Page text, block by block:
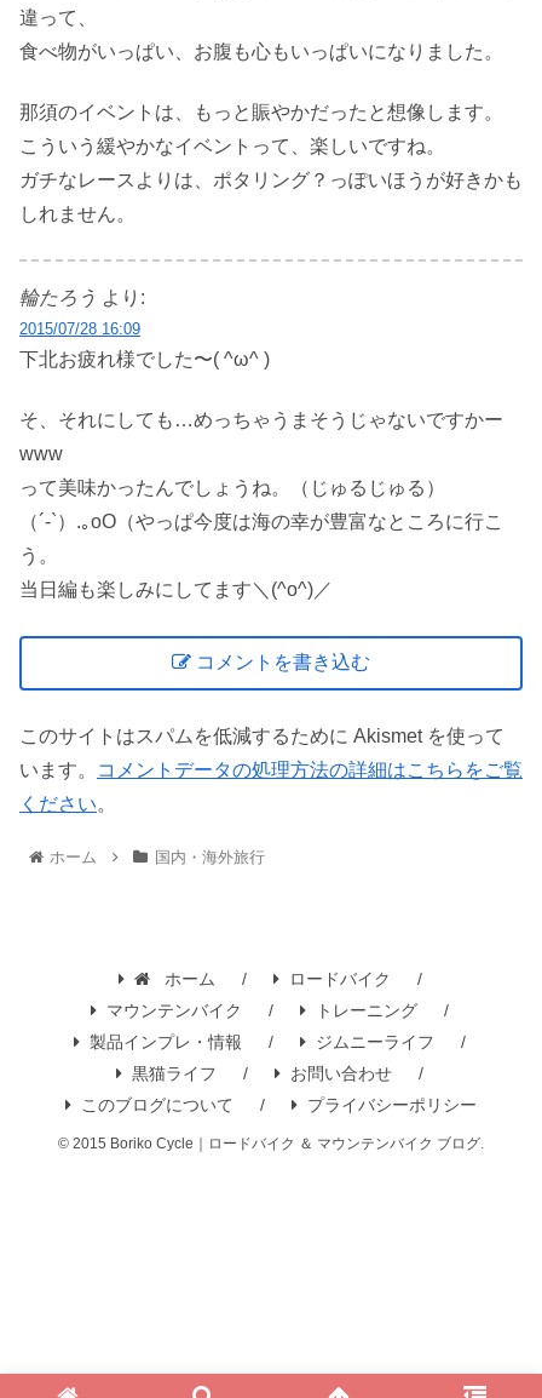
違って、
食べ物がいっぱい、お腹も心もいっぱいになりました。
那須のイベントは、もっと賑やかだったと想像します。
こういう緩やかなイベントって、楽しいですね。
ガチなレースよりは、ポタリング？っぽいほうが好きかも
しれません。
輪たろう より:
2015/07/28 16:09
下北お疲れ様でした〜( ^ω^ )
そ、それにしても…めっちゃうまそうじゃないですかー
www
って美味かったんでしょうね。（じゅるじゅる）
（´-`）.｡oO（やっぱ今度は海の幸が豊富なところに行こ
う。
当日編も楽しみにしてます＼(^o^)／
コメントを書き込む
このサイトはスパムを低減するために Akismet を使って
います。
コメントデータの処理方法の詳細はこちらをご覧
ください。
ホーム 国内・海外旅行
ホーム
ロードバイク
マウンテンバイク
トレーニング
製品インプレ・情報
ジムニーライフ
黒猫ライフ
お問い合わせ
このブログについて
プライバシーポリシー
© 2015 Boriko Cycle｜ロードバイク ＆ マウンテンバイク ブログ.